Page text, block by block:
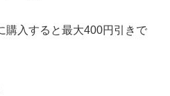
購入すると最大400円引きで